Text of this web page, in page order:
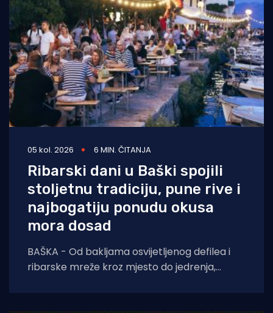
05 kol. 2026 6 MIN. ČITANJA
Ribarski dani u Baški spojili
stoljetnu tradiciju, pune rive i
najbogatiju ponudu okusa
mora dosad
BAŠKA - Od bakljama osvijetljenog defilea i
ribarske mreže kroz mjesto do jedrenja,